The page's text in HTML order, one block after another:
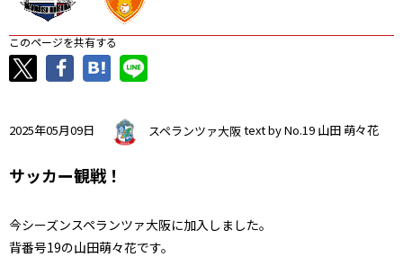
このページを共有する
2025年05月09日 スペランツァ大阪text by No.19 山田 萌々花
サッカー観戦！
今シーズンスペランツァ大阪に加入しました。
背番号19の山田萌々花です。